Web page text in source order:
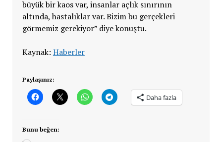
büyük bir kaos var, insanlar açlık sınırının
altında, hastalıklar var. Bizim bu gerçekleri
görmemiz gerekiyor” diye konuştu.
Kaynak: Haberler
Paylaşınız:
Daha fazla
Bunu beğen: